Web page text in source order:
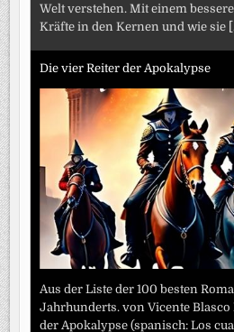
Welt verstehen. Mit einem
Kräfte in den Kernen und wie sie
Die vier Reiter der Apokalypse
Aus der Liste der 100 besten
Jahrhunderts. von Vicente Blasco
der Apokalypse (spanisch: Los